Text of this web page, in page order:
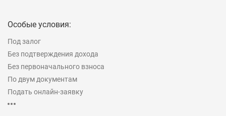
Особые условия:
Под залог
Без подтверждения дохода
Без первоначального взноса
По двум документам
Подать онлайн-заявку
Рефинансирование